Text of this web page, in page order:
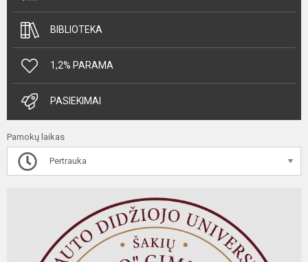
BIBLIOTEKA
1,2% PARAMA
PASIEKIMAI
Pamokų laikas
Pertrauka